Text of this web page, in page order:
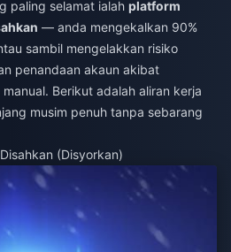
paling selamat ialah platform
— anda mengekalkan 90%
sambil mengelakkan risiko
penandaan akaun akibat
Berikut adalah aliran kerja
musim penuh tanpa sebarang
(Disyorkan)